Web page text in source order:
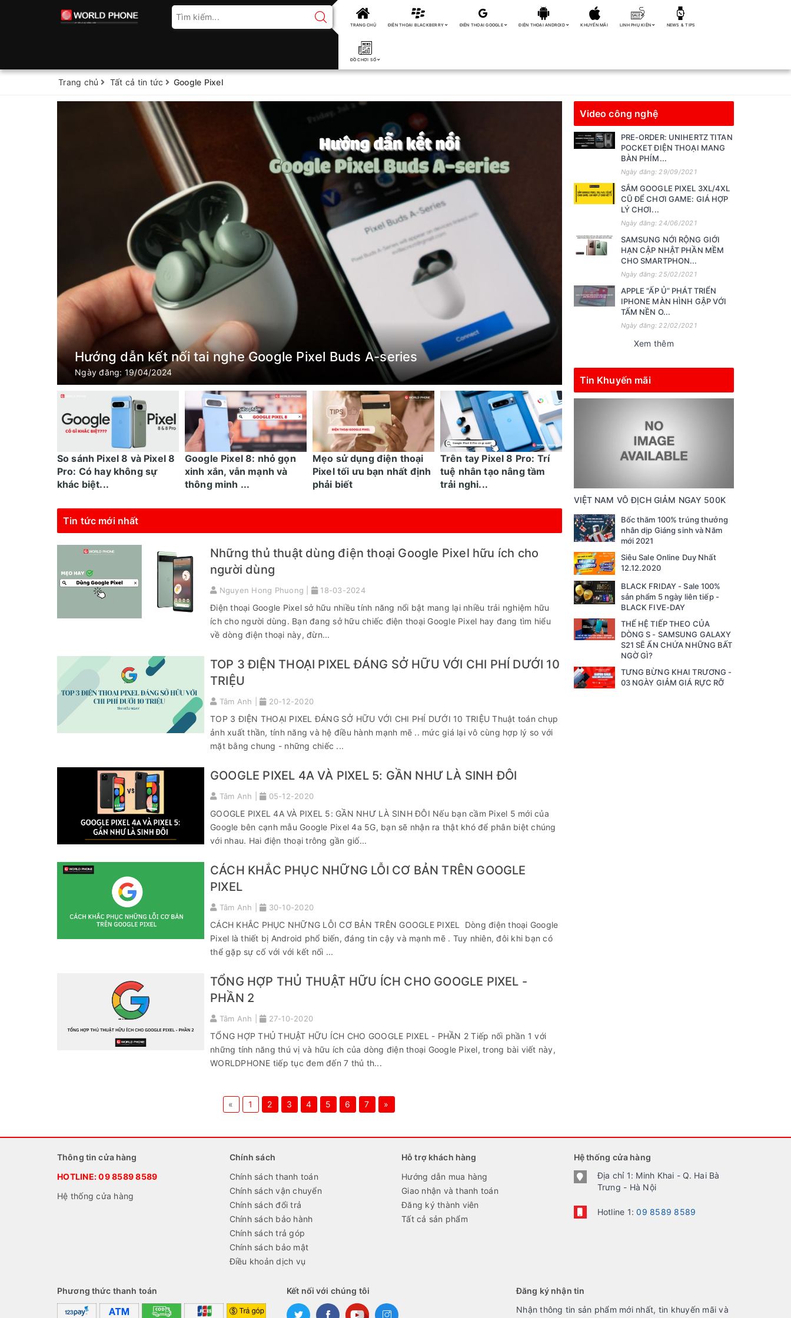
TRANG CHỦ ĐIỆN THOẠI BLACKBERRY ĐIỆN THOẠI GOOGLE ĐIỆN THOẠI ANDROID KHUYẾN MÃI LINH PHỤ KIỆN NEWS & TIPS
ĐỒ CHƠI SỐ
Trang chủ Tất cả tin tức Google Pixel
Hướng dẫn kết nối tai nghe Google Pixel Buds A-series
Ngày đăng: 19/04/2024
So sánh Pixel 8 và Pixel 8
Pro: Có hay không sự
khác biệt...
Google Pixel 8: nhỏ gọn
xinh xắn, vẫn mạnh và
thông minh ...
Mẹo sử dụng điện thoại
Pixel tối ưu bạn nhất định
phải biết
Trên tay Pixel 8 Pro: Trí
tuệ nhân tạo nâng tầm
trải nghi...
Những thủ thuật dùng
Tin tức mới nhất
Những thủ thuật dùng điện thoại Google Pixel hữu ích cho
người dùng
Nguyen Hong Phuong | 18-03-2024
Điện thoại Google Pixel sở hữu nhiều tính năng nổi bật mang lại nhiều trải nghiệm hữu
ích cho người dùng. Bạn đang sở hữu chiếc điện thoại Google Pixel hay đang tìm hiểu
về dòng điện thoại này, đừn...
TOP 3 ĐIỆN THOẠI PIXEL ĐÁNG SỞ HỮU VỚI CHI PHÍ DƯỚI 10
TRIỆU
Tâm Anh | 20-12-2020
TOP 3 ĐIỆN THOẠI PIXEL ĐÁNG SỞ HỮU VỚI CHI PHÍ DƯỚI 10 TRIỆU Thuật toán chụp
ảnh xuất thần, tính năng và hệ điều hành mạnh mẽ .. mức giá lại vô cùng hợp lý so với
mặt bằng chung - những chiếc ...
GOOGLE PIXEL 4A VÀ PIXEL 5: GẦN NHƯ LÀ SINH ĐÔI
Tâm Anh | 05-12-2020
GOOGLE PIXEL 4A VÀ PIXEL 5: GẦN NHƯ LÀ SINH ĐÔI Nếu bạn cầm Pixel 5 mới của
Google bên cạnh mẫu Google Pixel 4a 5G, bạn sẽ nhận ra thật khó để phân biệt chúng
với nhau. Hai điện thoại trông gần giố...
CÁCH KHẮC PHỤC NHỮNG LỖI CƠ BẢN TRÊN GOOGLE
PIXEL
Tâm Anh | 30-10-2020
CÁCH KHẮC PHỤC NHỮNG LỖI CƠ BẢN TRÊN GOOGLE PIXEL Dòng điện thoại Google
Pixel là thiết bị Android phổ biến, đáng tin cậy và mạnh mẽ . Tuy nhiên, đôi khi bạn có
thể gặp sự cố với với kết nối ...
TỔNG HỢP THỦ THUẬT HỮU ÍCH CHO GOOGLE PIXEL -
PHẦN 2
Tâm Anh | 27-10-2020
TỔNG HỢP THỦ THUẬT HỮU ÍCH CHO GOOGLE PIXEL - PHẦN 2 Tiếp nối phần 1 với
những tính năng thú vị và hữu ích của dòng điện thoại Google Pixel, trong bài viết này,
WORLDPHONE tiếp tục đem đến 7 thủ th...
« 1 2 3 4 5 6 7 »
Video công nghệ
PRE-ORDER: UNIHERTZ TITAN
POCKET ĐIỆN THOẠI MANG
BÀN PHÍM...
Ngày đăng: 29/09/2021
SẮM GOOGLE PIXEL 3XL/4XL
CŨ ĐỂ CHƠI GAME: GIÁ HỢP
LÝ CHƠI...
Ngày đăng: 24/06/2021
SAMSUNG NỚI RỘNG GIỚI
HẠN CẬP NHẬT PHẦN MỀM
CHO SMARTPHON...
Ngày đăng: 25/02/2021
APPLE “ẤP Ủ” PHÁT TRIỂN
IPHONE MÀN HÌNH GẬP VỚI
TẤM NỀN O...
Ngày đăng: 22/02/2021
Xem thêm
Tin Khuyến mãi
VIỆT NAM VÔ ĐỊCH GIẢM NGAY 500K
Bốc thăm 100% trúng thưởng
nhân dịp Giáng sinh và Năm
mới 2021
Siêu Sale Online Duy Nhất
12.12.2020
BLACK FRIDAY - Sale 100%
sản phẩm 5 ngày liên tiếp -
BLACK FIVE-DAY
THẾ HỆ TIẾP THEO CỦA
DÒNG S - SAMSUNG GALAXY
S21 SẼ ẨN CHỨA NHỮNG BẤT
NGỜ GÌ?
TƯNG BỪNG KHAI TRƯƠNG -
03 NGÀY GIẢM GIÁ RỰC RỠ
Thông tin cửa hàng
HOTLINE:09 8589 8589
Hệ thống cửa hàng
Chính sách
Chính sách thanh toán
Chính sách vận chuyển
Chính sách đổi trả
Chính sách bảo hành
Chính sách trả góp
Chính sách bảo mật
Điều khoản dịch vụ
Hỗ trợ khách hàng
Hướng dẫn mua hàng
Giao nhận và thanh toán
Đăng ký thành viên
Tất cả sản phẩm
Hệ thống cửa hàng
Địa chỉ 1: Minh Khai - Q. Hai Bà
Trưng - Hà Nội
Hotline 1:09 8589 8589
Phương thức thanh toán Kết nối với chúng tôi
Đăng ký nhận tin
Nhận thông tin sản phẩm mới nhất, tin khuyến mãi và